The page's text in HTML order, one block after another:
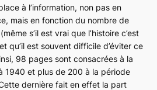
à l’information, non pas en
mais en fonction du nombre de
s’il est vrai que l’histoire c’est
qu’il est souvent difficile d’éviter ce
98 pages sont consacrées à la
1940 et plus de 200 à la période
dernière fait en effet la part